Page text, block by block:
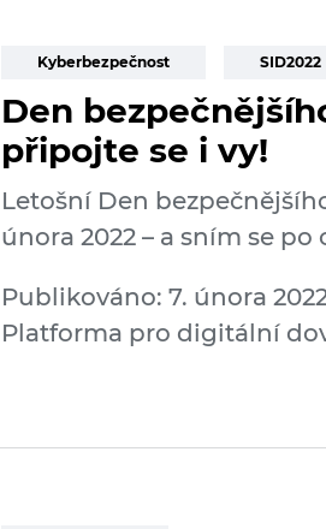
Kyberbezpečnost SID2022
Den
připojte se i vy!
Letošní Den
února 2022 – a sním se
Publikováno: 7. února
Platforma pro digitální